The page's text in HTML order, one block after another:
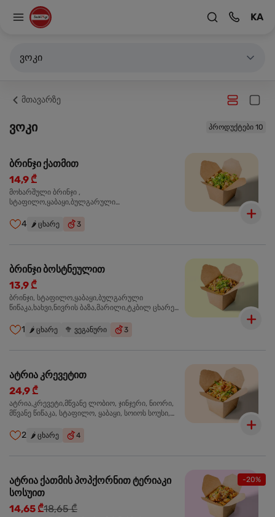
KA
ვოკი
მთავარზე
ვოკი პროდუქტები 10
ბრინჯი ქათმით
14,9 ₾
მოხარშული ბრინჯი ,
სტაფილო,ყაბაყი,ბულგარული
ტკბილ ცხარე სოუსი,მწვანე ხახვი,სეზამის
მარცვლის ნაზავი,მზესუმზირის ზეთი,ბარდა
4 🌶️ ცხარე 3
ბრინჯი ბოსტნეულით
13,9 ₾
ბრინჯი, სტაფილო,ყაბაყი,ბულგარული
წიწაკა,ხახვი,ნივრის ბაზა,მარილი,ტკბილ ცხარე
ნაზავი,მზესუმზირის ზეთი ,ბარდა
1 🌶️ ცხარე 🥦 ვეგანური 3
ატრია კრევეტით
24,9 ₾
ატრია,კრევეტი,მწვანე ლობიო, ჯინჯერი, ნიორი,
მწვანე წიწაკა, სტაფილო, ყაბაყი, სოიოს სოუსი,
მწვანე ხახვი, სეზამი, კრევეტები, სეზამის ზეთი,
2 🌶️ ცხარე 4
-20%
ატრია ქათმის პოპქორნით ტერიაკი
სოსუით
14,65 ₾18,65 ₾